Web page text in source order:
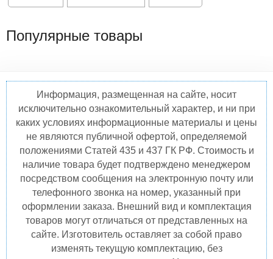
Популярные товары
Информация, размещенная на сайте, носит
исключительно ознакомительный характер, и ни при
каких условиях информационные материалы и цены
не являются публичной офертой, определяемой
положениями Статей 435 и 437 ГК РФ. Стоимость и
наличие товара будет подтверждено менеджером
посредством сообщения на электронную почту или
телефонного звонка на номер, указанный при
оформлении заказа. Внешний вид и комплектация
товаров могут отличаться от представленных на
сайте. Изготовитель оставляет за собой право
изменять текущую комплектацию, без